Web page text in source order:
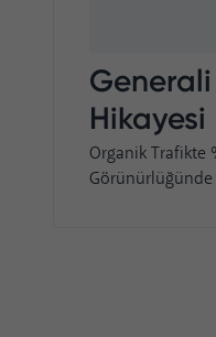
Generali
Hikayesi
Organik Trafikte
Görünürlüğünde